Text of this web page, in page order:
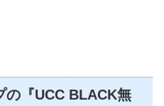
の『UCC BLACK無